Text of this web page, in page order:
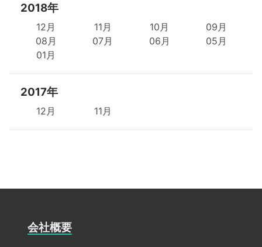
2018年
12月 11月 10月
09月
08月
07月 06月
05月
01月
2017年
12月 11月
会社概要